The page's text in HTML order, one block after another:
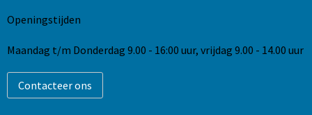
Openingstijden
Maandag t/m Donderdag 9.00 - 16:00 uur, vrijdag 9.00 - 14.00 uur
Contacteer ons